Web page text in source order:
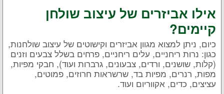
אילו אביזרים של עיצוב שולחן
קיימים?
כיום, ניתן למצוא מגוון אביזרים וקישוטים של עיצוב שולחנות,
כגון: נרות ריחניים, עלים ריחניים, פרחים בשלל צבעים וזנים
(קלות, שושנים, ורדים, צבעונים, גרברות ועוד), חבקי מפיות,
מפות, רנרים, מפיות בד, שרשראות חרוזים, פמוטים,
עציצים, כדים, אקווריום ועוד.